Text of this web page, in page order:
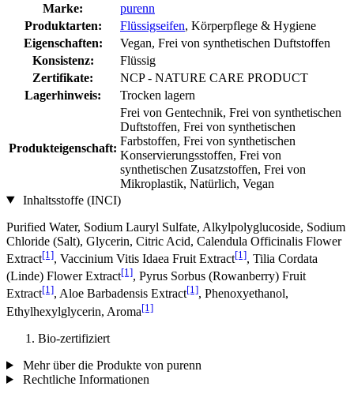
Marke:
purenn
Produktarten:
Flüssigseifen, Körperpflege & Hygiene
Eigenschaften:
Vegan, Frei von synthetischen Duftstoffen
Konsistenz:
Flüssig
Zertifikate:
NCP - NATURE CARE PRODUCT
Lagerhinweis:
Trocken lagern
Produkteigenschaft:
Frei von Gentechnik, Frei von synthetischen
Duftstoffen, Frei von synthetischen
Farbstoffen, Frei von synthetischen
Konservierungsstoffen, Frei von
synthetischen Zusatzstoffen, Frei von
Mikroplastik, Natürlich, Vegan
Inhaltsstoffe (INCI)
Purified Water, Sodium Lauryl Sulfate, Alkylpolyglucoside, Sodium
Chloride (Salt), Glycerin, Citric Acid, Calendula Officinalis Flower
Extract[1], Vaccinium Vitis Idaea Fruit Extract[1], Tilia Cordata
(Linde) Flower Extract[1], Pyrus Sorbus (Rowanberry) Fruit
Extract[1], Aloe Barbadensis Extract[1], Phenoxyethanol,
Ethylhexylglycerin, Aroma[1]
Bio-zertifiziert
Mehr über die Produkte von purenn
Rechtliche Informationen